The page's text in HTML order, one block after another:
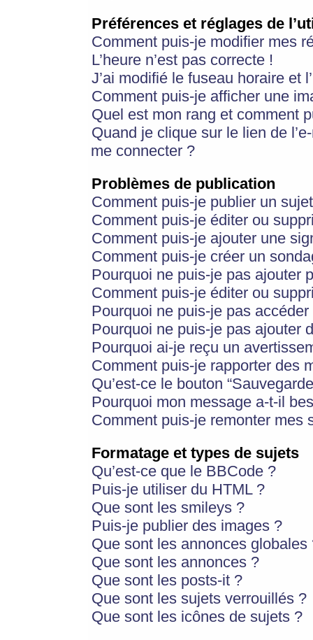
Préférences et réglages de
Comment puis-je modifier mes
L’heure n’est pas correcte !
J’ai modifié le fuseau horaire et
Comment puis-je afficher une
Quel est mon rang et comment
Quand je clique sur le lien de
me connecter ?
Problèmes de publication
Comment puis-je publier un
Comment puis-je éditer ou
Comment puis-je ajouter une
Comment puis-je créer un
Pourquoi ne puis-je pas ajouter
Comment puis-je éditer ou
Pourquoi ne puis-je pas
Pourquoi ne puis-je pas ajouter
Pourquoi ai-je reçu un
Comment puis-je rapporter des
Qu’est-ce le bouton
Pourquoi mon message a-t-il
Comment puis-je remonter mes
Formatage et types de sujets
Qu’est-ce que le BBCode ?
Puis-je utiliser du HTML ?
Que sont les smileys ?
Puis-je publier des images ?
Que sont les annonces globales
Que sont les annonces ?
Que sont les posts-it ?
Que sont les sujets verrouillés ?
Que sont les icônes de sujets ?